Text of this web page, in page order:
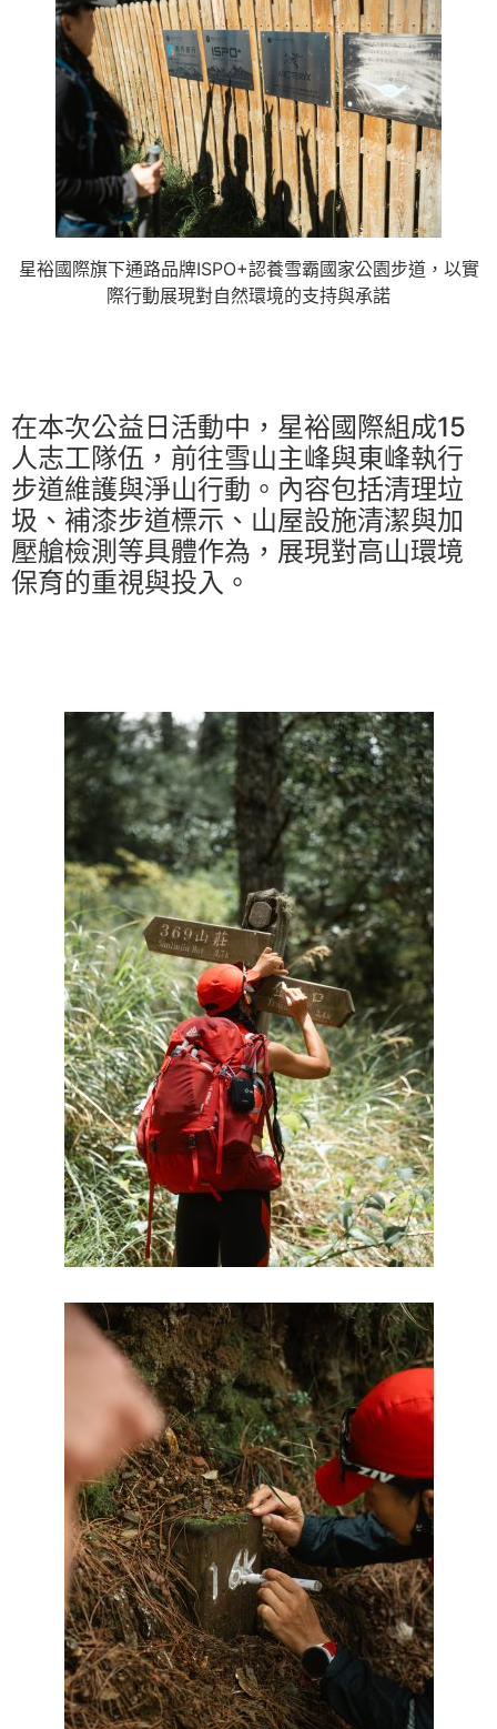
星裕國際旗下通路品牌ISPO+認養雪霸國家公園步道，以實
際行動展現對自然環境的支持與承諾
在本次公益日活動中，星裕國際組成15
人志工隊伍，前往雪山主峰與東峰執行
步道維護與淨山行動。內容包括清理垃
圾、補漆步道標示、山屋設施清潔與加
壓艙檢測等具體作為，展現對高山環境
保育的重視與投入。